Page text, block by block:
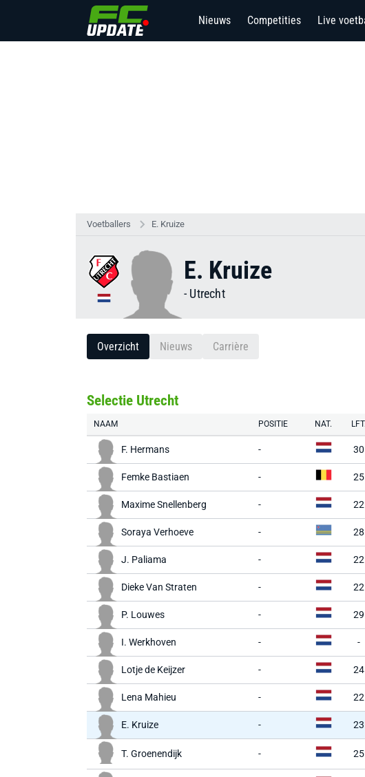
Nieuws Competities Live
Voetballers E. Kruize
E. Kruize
- Utrecht
Overzicht Nieuws Carrière
Selectie Utrecht
NAAM POSITIE NAT. LFT.
F. Hermans - 30
Femke Bastiaen - 25
Maxime Snellenberg - 22
Soraya Verhoeve - 28
J. Paliama - 22
Dieke Van Straten - 22
P. Louwes - 29
I. Werkhoven - -
Lotje de Keijzer - 24
Lena Mahieu - 22
E. Kruize - 23
T. Groenendijk - 25